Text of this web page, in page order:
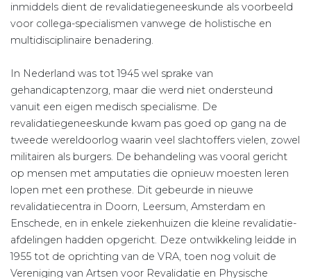
inmiddels dient de revalidatiegeneeskunde als voorbeeld
voor collega-specialismen vanwege de holistische en
multidisciplinaire benadering.
In Nederland was tot 1945 wel sprake van
gehandicaptenzorg, maar die werd niet ondersteund
vanuit een eigen medisch specialisme. De
revalidatiegeneeskunde kwam pas goed op gang na de
tweede wereldoorlog waarin veel slachtoffers vielen, zowel
militairen als burgers. De behandeling was vooral gericht
op mensen met amputaties die opnieuw moesten leren
lopen met een prothese. Dit gebeurde in nieuwe
revalidatiecentra in Doorn, Leersum, Amsterdam en
Enschede, en in enkele ziekenhuizen die kleine revalidatie-
afdelingen hadden opgericht. Deze ontwikkeling leidde in
1955 tot de oprichting van de VRA, toen nog voluit de
Vereniging van Artsen voor Revalidatie en Physische